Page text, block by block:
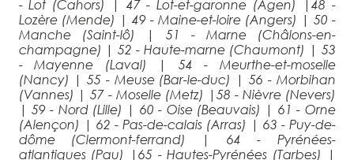
- Lot (Cahors)
|47 - Lot-et-garonne (Agen) |48 -
Lozère (Mende) |49 - Maine-et-loire (Angers) | 50 -
Manche (Saint-lô)
| 51 - Marne (Châlons-en-
champagne) |52 - Haute-marne (Chaumont) | 53
- Mayenne (Laval)
| 54 - Meurthe-et-moselle
(Nancy) |55 - Meuse (Bar-le-duc) | 56 - Morbihan
(Vannes) |57 - Moselle (Metz) | 58 - Nièvre (Nevers)
| 59 - Nord (Lille) | 60 - Oise (Beauvais) | 61 - Orne
(Alençon) | 62 - Pas-de-calais (Arras) | 63 - Puy-de-
dôme (Clermont-ferrand)
| 64 - Pyrénées-
atlantiques (Pau)
| 65 - Hautes-Pyrénées (Tarbes)
|